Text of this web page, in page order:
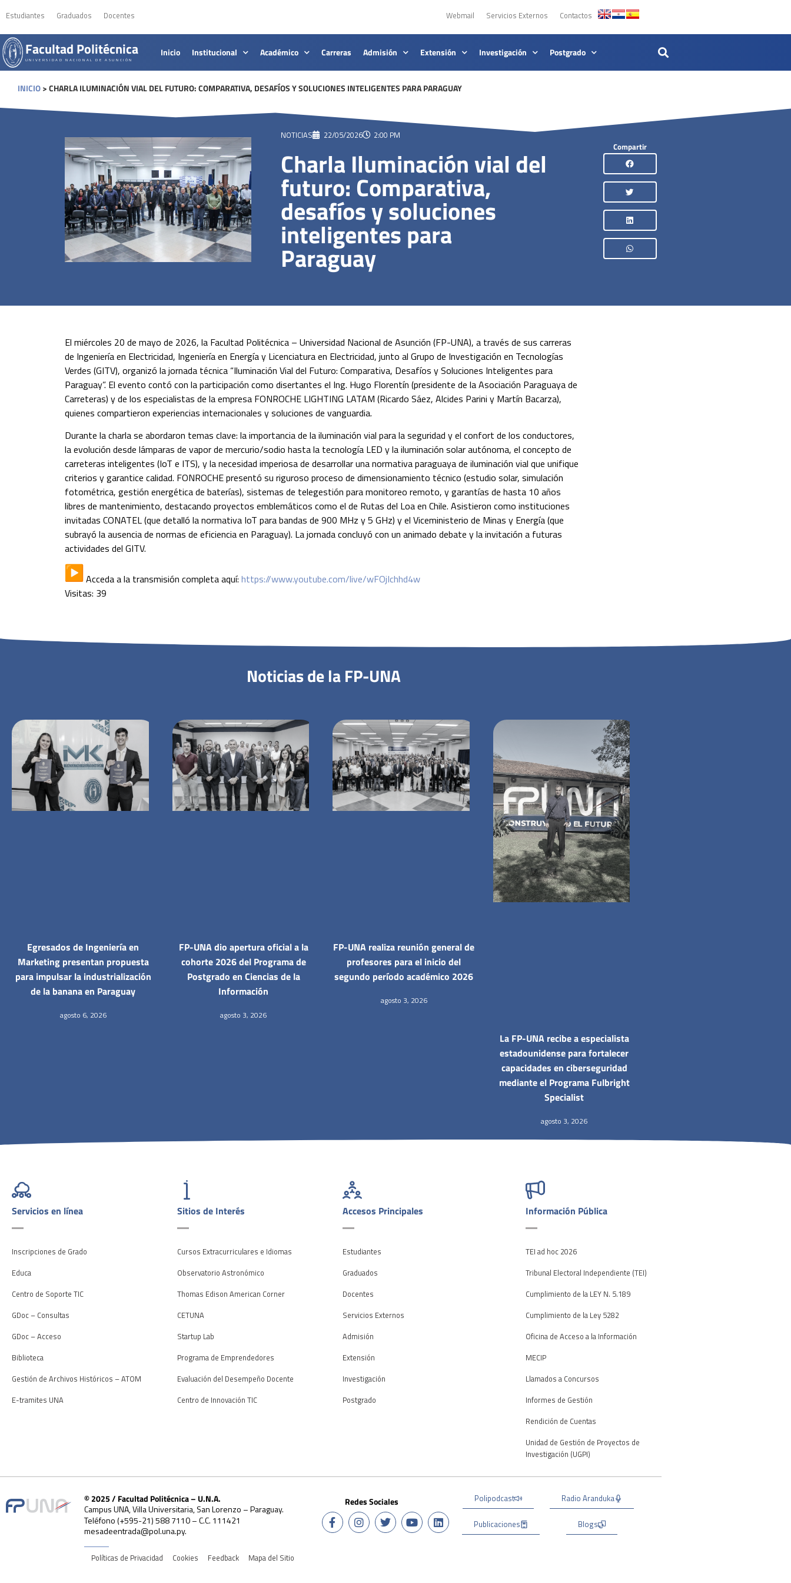
Estudiantes Graduados Docentes Webmail Servicios Externos Contactos
Facultad Politécnica
UNIVERSIDAD NACIONAL DE ASUNCIÓN
Inicio Institucional Académico Carreras Admisión Extensión Investigación Postgrado
INICIO > CHARLA ILUMINACIÓN VIAL DEL FUTURO: COMPARATIVA, DESAFÍOS Y SOLUCIONES INTELIGENTES PARA PARAGUAY
NOTICIAS 22/05/2026 2:00 PM
Charla Iluminación vial del
futuro: Comparativa,
desafíos y soluciones
inteligentes para
Paraguay
Compartir
El miércoles 20 de mayo de 2026, la Facultad Politécnica – Universidad Nacional de Asunción (FP-UNA), a través de sus carreras
de Ingeniería en Electricidad, Ingeniería en Energía y Licenciatura en Electricidad, junto al Grupo de Investigación en Tecnologías
Verdes (GITV), organizó la jornada técnica “Iluminación Vial del Futuro: Comparativa, Desafíos y Soluciones Inteligentes para
Paraguay”. El evento contó con la participación como disertantes el Ing. Hugo Florentín (presidente de la Asociación Paraguaya de
Carreteras) y de los especialistas de la empresa FONROCHE LIGHTING LATAM (Ricardo Sáez, Alcides Parini y Martín Bacarza),
quienes compartieron experiencias internacionales y soluciones de vanguardia.
Durante la charla se abordaron temas clave: la importancia de la iluminación vial para la seguridad y el confort de los conductores,
la evolución desde lámparas de vapor de mercurio/sodio hasta la tecnología LED y la iluminación solar autónoma, el concepto de
carreteras inteligentes (IoT e ITS), y la necesidad imperiosa de desarrollar una normativa paraguaya de iluminación vial que unifique
criterios y garantice calidad. FONROCHE presentó su riguroso proceso de dimensionamiento técnico (estudio solar, simulación
fotométrica, gestión energética de baterías), sistemas de telegestión para monitoreo remoto, y garantías de hasta 10 años
libres de mantenimiento, destacando proyectos emblemáticos como el de Rutas del Loa en Chile. Asistieron como instituciones
invitadas CONATEL (que detalló la normativa IoT para bandas de 900 MHz y 5 GHz) y el Viceministerio de Minas y Energía (que
subrayó la ausencia de normas de eficiencia en Paraguay). La jornada concluyó con un animado debate y la invitación a futuras
actividades del GITV.
Acceda a la transmisión completa aquí: https://www.youtube.com/live/wFOjIchhd4w
Visitas: 39
Noticias de la FP-UNA
Egresados de Ingeniería en
Marketing presentan propuesta
para impulsar la industrialización
de la banana en Paraguay
agosto 6, 2026
FP-UNA dio apertura oficial a la
cohorte 2026 del Programa de
Postgrado en Ciencias de la
Información
agosto 3, 2026
FP-UNA realiza reunión general de
profesores para el inicio del
segundo período académico 2026
agosto 3, 2026
La FP-UNA recibe a especialista
estadounidense para fortalecer
capacidades en ciberseguridad
mediante el Programa Fulbright
Specialist
agosto 3, 2026
Servicios en línea
Inscripciones de Grado
Educa
Centro de Soporte TIC
GDoc – Consultas
GDoc – Acceso
Biblioteca
Gestión de Archivos Históricos – ATOM
E-tramites UNA
Sitios de Interés
Cursos Extracurriculares e Idiomas
Observatorio Astronómico
Thomas Edison American Corner
CETUNA
Startup Lab
Programa de Emprendedores
Evaluación del Desempeño Docente
Centro de Innovación TIC
Accesos Principales
Estudiantes
Graduados
Docentes
Servicios Externos
Admisión
Extensión
Investigación
Postgrado
Información Pública
TEI ad hoc 2026
Tribunal Electoral Independiente (TEI)
Cumplimiento de la LEY N. 5.189
Cumplimiento de la Ley 5282
Oficina de Acceso a la Información
MECIP
Llamados a Concursos
Informes de Gestión
Rendición de Cuentas
Unidad de Gestión de Proyectos de
Investigación (UGPI)
© 2025 / Facultad Politécnica – U.N.A.
Campus UNA, Villa Universitaria, San Lorenzo – Paraguay.
Teléfono (+595-21) 588 7110 – C.C. 111421
mesadeentrada@pol.una.py.
Políticas de Privacidad Cookies Feedback Mapa del Sitio
Redes Sociales Polipodcast
Publicaciones
Radio Aranduka
Blogs